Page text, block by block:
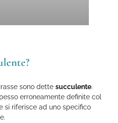
sono dette succulente.
erroneamente definite col
si riferisce ad uno specifico